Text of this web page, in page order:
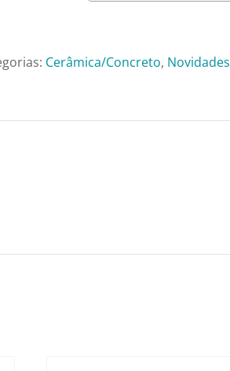
Jade
X
quantidade
Cerâmica/Concreto, Novidades